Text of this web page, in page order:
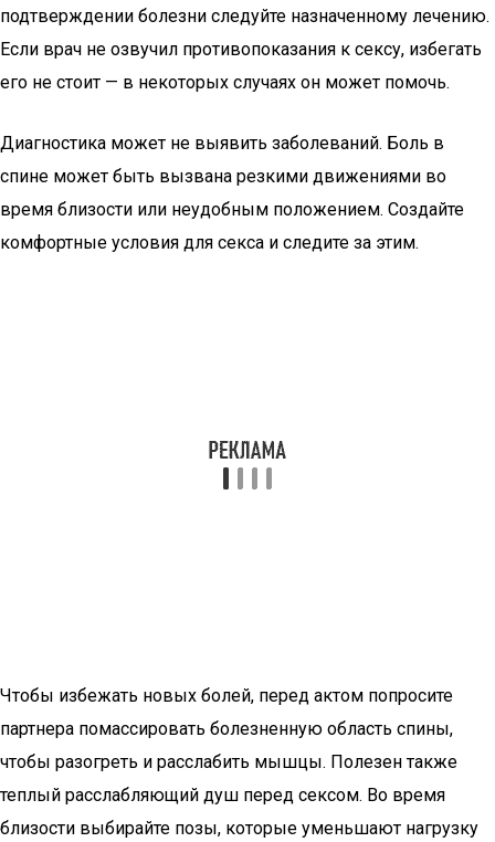
подтверждении болезни следуйте назначенному лечению.
Если врач не озвучил противопоказания к сексу, избегать
его не стоит — в некоторых случаях он может помочь.
Диагностика может не выявить заболеваний. Боль в
спине может быть вызвана резкими движениями во
время близости или неудобным положением. Создайте
комфортные условия для секса и следите за этим.
Чтобы избежать новых болей, перед актом попросите
партнера помассировать болезненную область спины,
чтобы разогреть и расслабить мышцы. Полезен также
теплый расслабляющий душ перед сексом. Во время
близости выбирайте позы, которые уменьшают нагрузку